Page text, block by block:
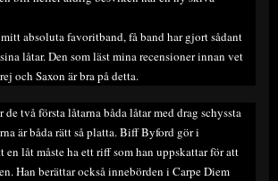
absoluta favoritband, få band har gjort sådant
låtar. Den som läst mina recensioner innan vet
och Saxon är bra på detta.
de två första låtarna båda låtar med drag schyssta
är båda rätt så platta. Biff Byford gör i
låt måste ha ett riff som han uppskattar för att
Han berättar också innebörden i Carpe Diem